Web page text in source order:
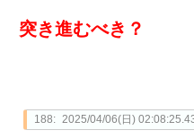
突き進むべき？
188: 2025/04/06(日)